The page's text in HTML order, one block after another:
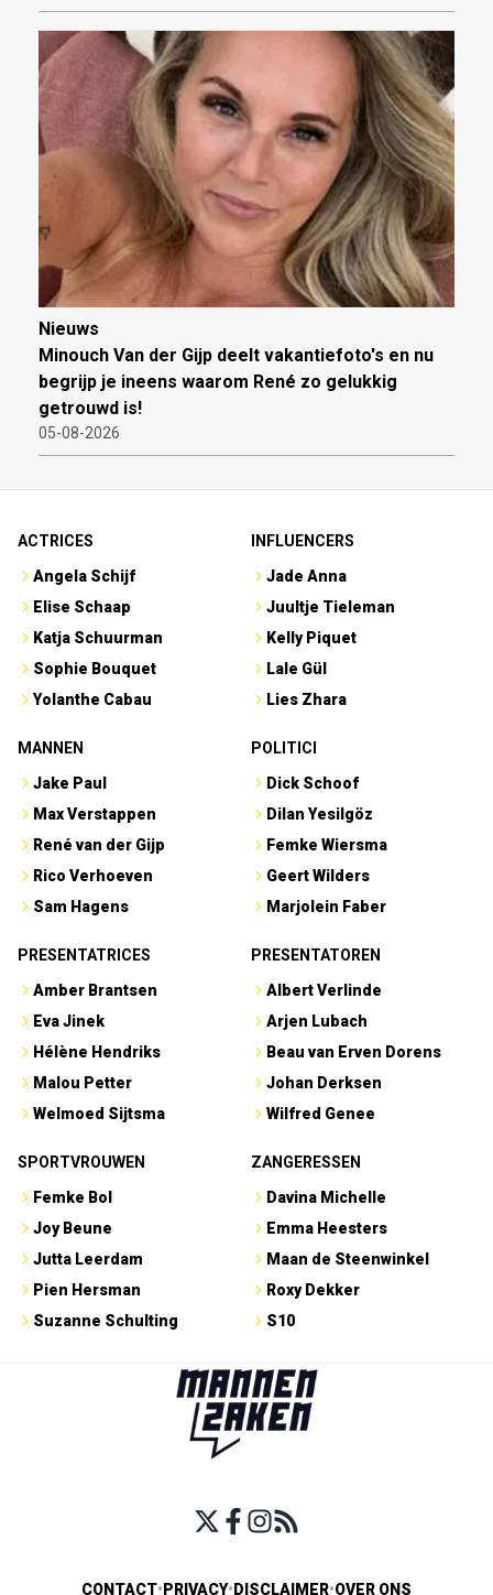
Nieuws
Minouch Van der Gijp deelt vakantiefoto's en nu
begrijp je ineens waarom René zo gelukkig
getrouwd is!
05-08-2026
ACTRICES
Angela Schijf
Elise Schaap
Katja Schuurman
Sophie Bouquet
Yolanthe Cabau
INFLUENCERS
Jade Anna
Juultje Tieleman
Kelly Piquet
Lale Gül
Lies Zhara
MANNEN
Jake Paul
Max Verstappen
René van der Gijp
Rico Verhoeven
Sam Hagens
POLITICI
Dick Schoof
Dilan Yesilgöz
Femke Wiersma
Geert Wilders
Marjolein Faber
PRESENTATRICES
Amber Brantsen
Eva Jinek
Hélène Hendriks
Malou Petter
Welmoed Sijtsma
PRESENTATOREN
Albert Verlinde
Arjen Lubach
Beau van Erven Dorens
Johan Derksen
Wilfred Genee
SPORTVROUWEN
Femke Bol
Joy Beune
Jutta Leerdam
Pien Hersman
Suzanne Schulting
ZANGERESSEN
Davina Michelle
Emma Heesters
Maan de Steenwinkel
Roxy Dekker
S10
CONTACT• PRIVACY• DISCLAIMER•OVER ONS